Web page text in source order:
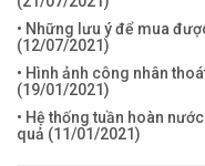
• Những lưu ý để mua
(12/07/2021)
• Hình ảnh công nhân
(19/01/2021)
• Hệ thống tuần hoàn
quả (11/01/2021)